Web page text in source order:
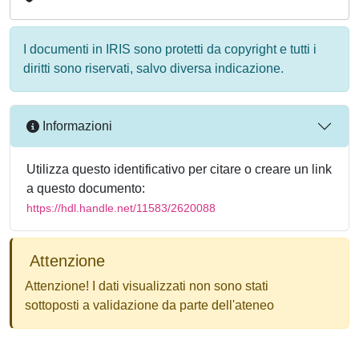
I documenti in IRIS sono protetti da copyright e tutti i
diritti sono riservati, salvo diversa indicazione.
Informazioni
Utilizza questo identificativo per citare o creare un link
a questo documento:
https://hdl.handle.net/11583/2620088
Attenzione
Attenzione! I dati visualizzati non sono stati
sottoposti a validazione da parte dell'ateneo